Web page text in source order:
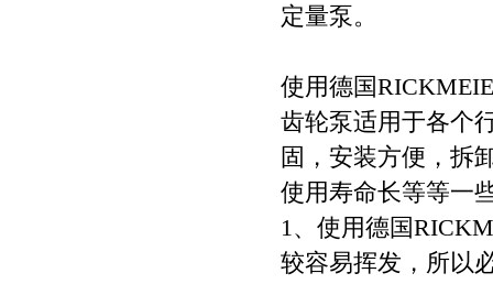
定量泵。
使用德国
齿轮泵适用于各个
固，安装方便，拆
使用寿命长等等一
1、使用德国
较容易挥发，所以